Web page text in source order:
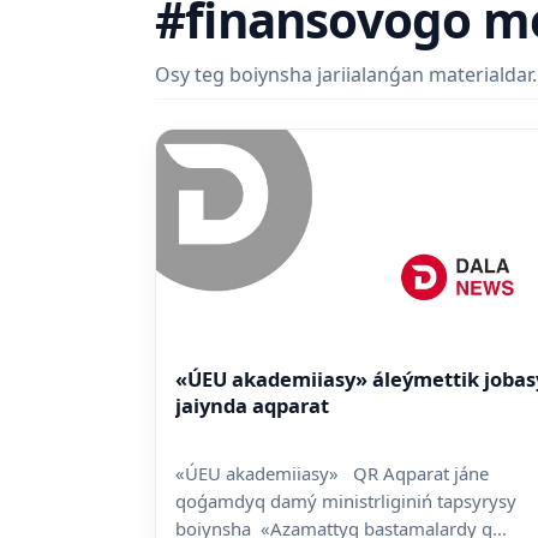
#finansovogo
Osy teg boiynsha jariialanǵan materialdar.
«ÚEU akademiiasy» áleýmettik jobasy
jaiynda aqparat
«ÚEU akademiiasy» QR Aqparat jáne
qoǵamdyq damý ministrliginiń tapsyrysy
boiynsha «Azamattyq bastamalardy q...